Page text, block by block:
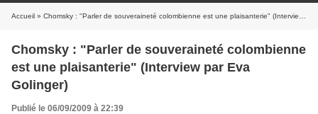
Accueil » Chomsky : "Parler de souveraineté colombienne est une plaisanterie" (Interview par Eva Golinger)
Chomsky : "Parler de souveraineté colombienne
est une plaisanterie" (Interview par Eva
Golinger)
Publié le 06/09/2009 à 22:39